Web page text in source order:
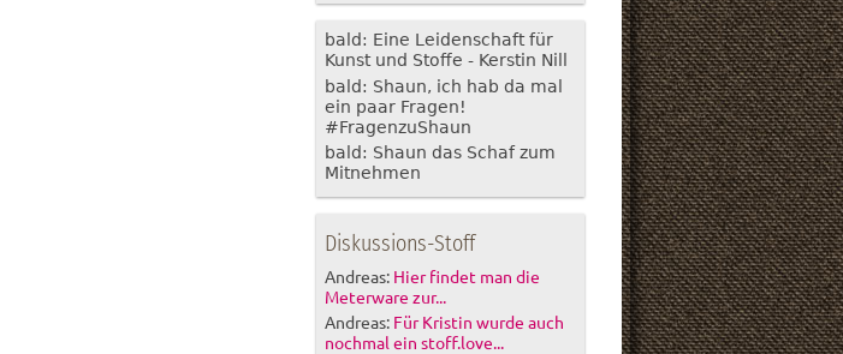
bald: Eine Leidenschaft für
Kunst und Stoffe - Kerstin Nill
bald: Shaun, ich hab da mal
ein paar Fragen!
#FragenzuShaun
bald: Shaun das Schaf zum
Mitnehmen
Diskussions-Stoff
Andreas: Hier findet man die
Meterware zur...
Andreas: Für Kristin wurde auch
nochmal ein stoff.love...